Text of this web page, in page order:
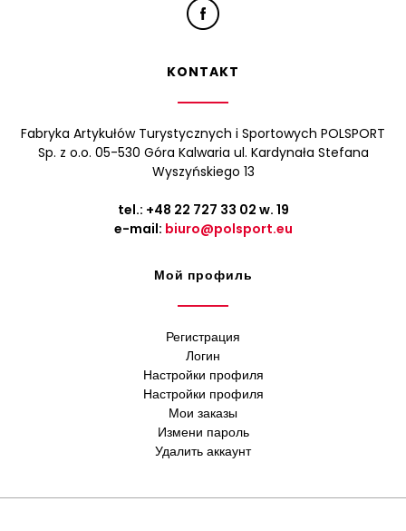
KONTAKT
Fabryka Artykułów Turystycznych i Sportowych POLSPORT
Sp. z o.o. 05-530 Góra Kalwaria ul. Kardynała Stefana
Wyszyńskiego 13
tel.: +48 22 727 33 02 w. 19
e-mail: biuro@polsport.eu
Мой профиль
Регистрация
Логин
Настройки профиля
Настройки профиля
Мои заказы
Измени пароль
Удалить аккаунт